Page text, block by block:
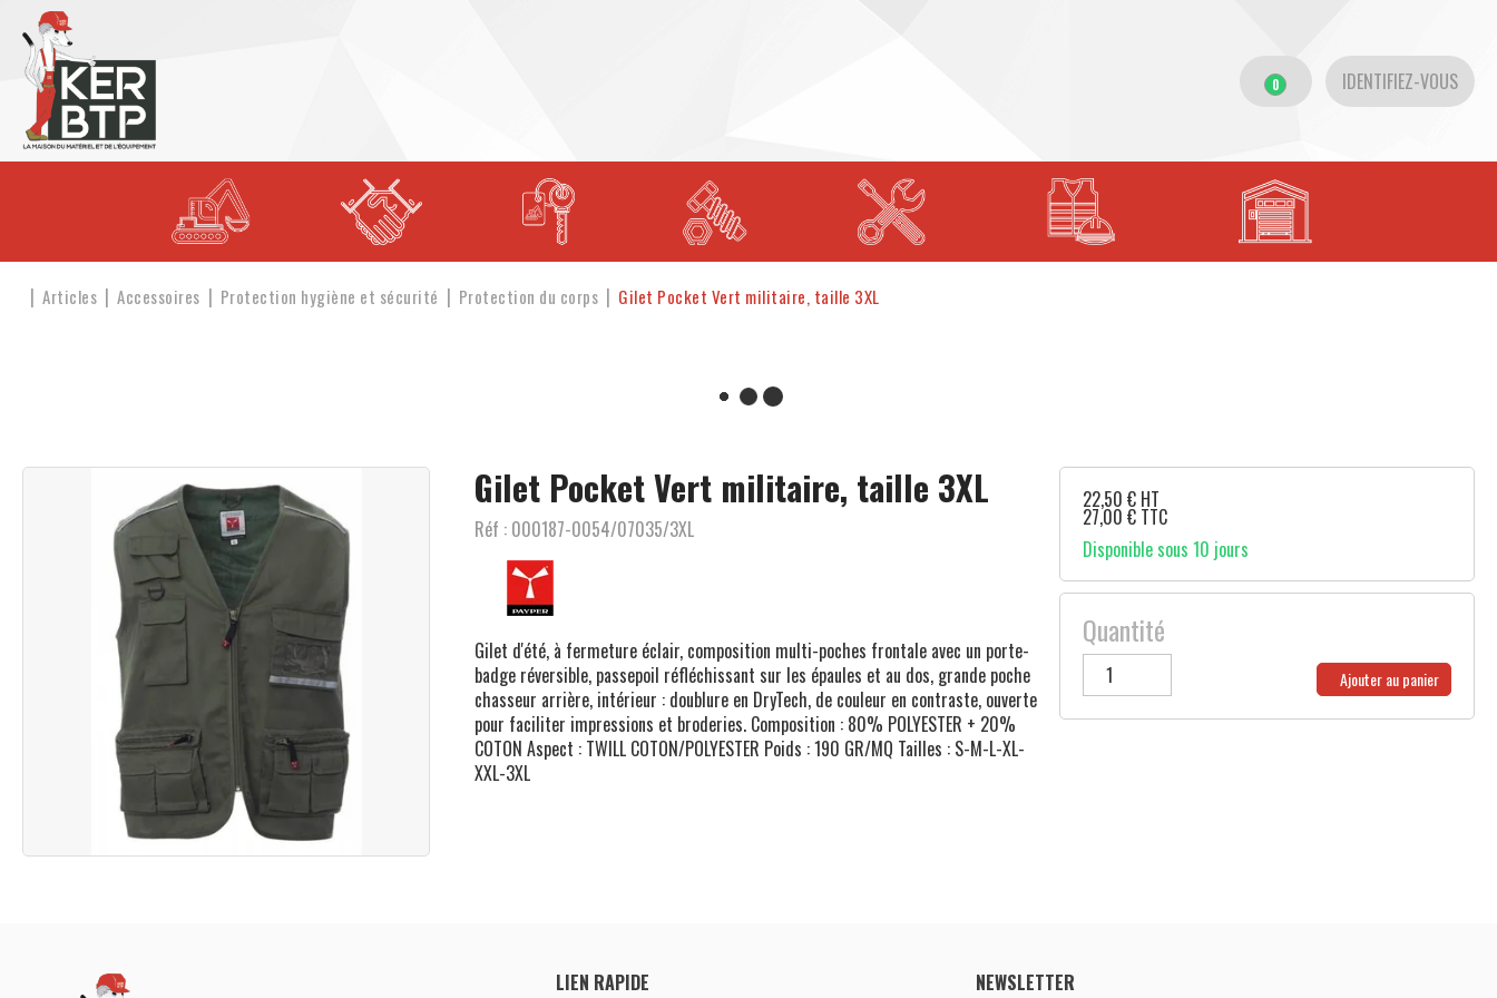
0 IDENTIFIEZ-VOUS
Articles Accessoires Protection hygiène et sécurité Protection du corps Gilet Pocket Vert militaire, taille 3XL
Gilet Pocket Vert militaire, taille 3XL
Réf : 000187-0054/07035/3XL
Gilet d'été, à fermeture éclair, composition multi-poches frontale avec un porte-
badge réversible, passepoil réfléchissant sur les épaules et au dos, grande poche
chasseur arrière, intérieur : doublure en DryTech, de couleur en contraste, ouverte
pour faciliter impressions et broderies. Composition : 80% POLYESTER + 20%
COTON Aspect : TWILL COTON/POLYESTER Poids : 190 GR/MQ Tailles : S-M-L-XL-
XXL-3XL
22,50€ HT
27,00€ TTC
Disponible sous 10 jours
Quantité
Ajouter au panier
LIEN RAPIDE NEWSLETTER